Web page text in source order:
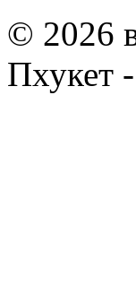
© 2026
Пхукет